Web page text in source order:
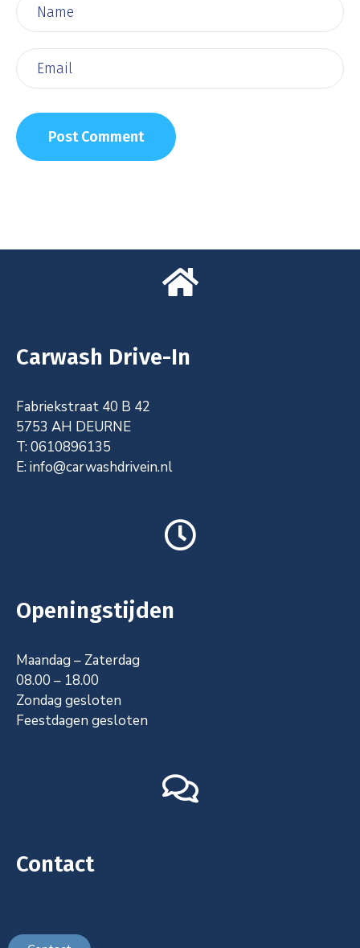
Carwash Drive-In
Fabriekstraat 40 B 42
5753 AH DEURNE
T: 0610896135
E: info@carwashdrivein.nl
Openingstijden
Maandag – Zaterdag
08.00 – 18.00
Zondag gesloten
Feestdagen gesloten
Contact